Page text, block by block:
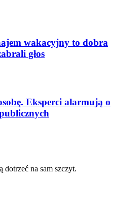
wakacyjny to dobra
głos
Eksperci alarmują o
dotrzeć na sam szczyt.